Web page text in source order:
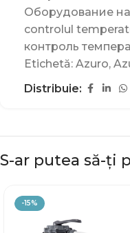
Оборудование
controlul
контроль
Etichetă: Azuro,
Distribuie:
S-ar putea să-ți
-15%